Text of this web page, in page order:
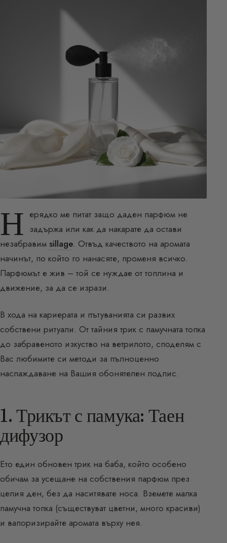
Н ерядко ме питат защо даден парфюм не
задържа или как да накарате да остави
незабравим sillage. Отвъд качеството на аромата
начинът, по който го нанасяте, променя всичко.
Парфюмът е жив – той се нуждае от топлина и
движение, за да се изрази.
В хода на кариерата и пътуванията си развих
собствени ритуали. От тайния трик с памучната топка
до забравеното изкуство на ветрилото, споделям с
Вас любимите си методи за пълноценно
наслаждаване на Вашия обонятелен подпис.
1. Трикът с памука: Таен
дифузор
Ето един обновен трик на баба, който особено
обичам за усещане на собствения парфюм през
целия ден, без да наситявате носа. Вземете малка
памучна топка (съществуват цветни, много красиви)
и вапоризирайте аромата върху нея.